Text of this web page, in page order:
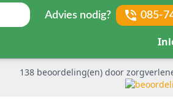
Advies nodig? 085-
138 beoordeling(en) door